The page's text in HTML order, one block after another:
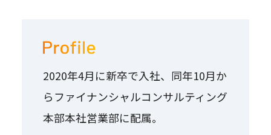
2020年4月に新卒で入社、同年10月か
らファイナンシャルコンサルティング
本部本社営業部に配属。